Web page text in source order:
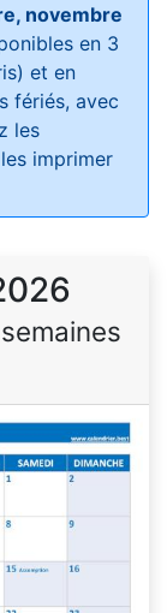
novembre
en 3
et en
fériés, avec
les
imprimer